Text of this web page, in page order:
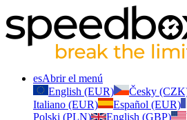
esAbrir el menú
English (EUR)
Česky
Italiano (EUR)
Español (EUR)
Polski (PLN)
English (GBP)